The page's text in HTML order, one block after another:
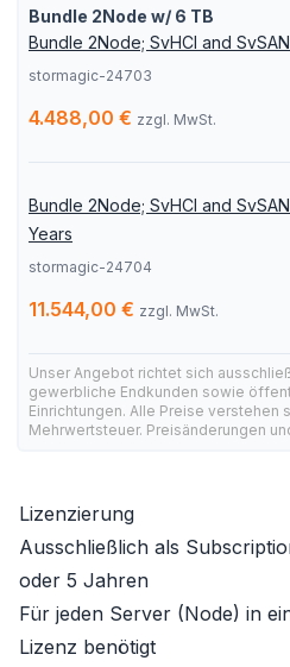
Bundle 2Node w/ 6 TB
Bundle 2Node; SvHCI and
stormagic-24703
4.488,00 € zzgl. MwSt.
Bundle 2Node; SvHCI and
Years
stormagic-24704
11.544,00 € zzgl. MwSt.
Unser Angebot richtet sich
gewerbliche Endkunden sowie
Einrichtungen. Alle Preise
Mehrwertsteuer. Preisänderungen
Lizenzierung
Ausschließlich als
oder 5 Jahren
Für jeden Server (Node) in
Lizenz benötigt